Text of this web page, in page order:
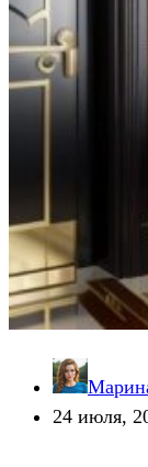
24 июля,